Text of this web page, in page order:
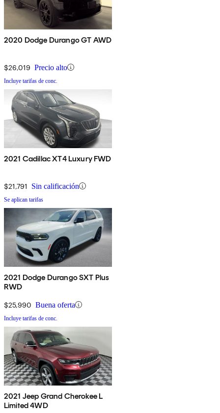
2020 Dodge Durango GT AWD
$26,019 Precio alto
Incluye tarifas de conc.
2021 Cadillac XT4 Luxury FWD
$21,791 Sin calificación
Se aplican tarifas
2021 Dodge Durango SXT Plus
RWD
$25,990 Buena oferta
Incluye tarifas de conc.
2021 Jeep Grand Cherokee L
Limited 4WD